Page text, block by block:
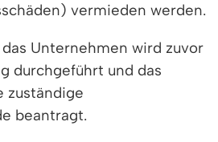
vermieden werden.
Unternehmen wird zuvor
durchgeführt und das
zuständige
beantragt.